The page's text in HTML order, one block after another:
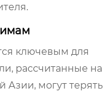
ключевым для
рассчитанные на
Азии, могут терять